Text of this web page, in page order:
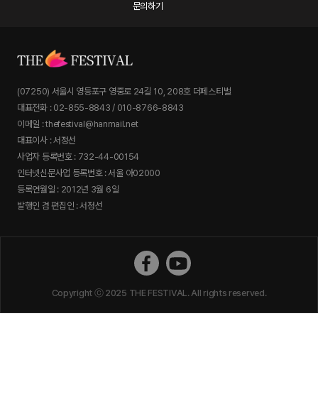
문의하기
(07250) 서울시 영등포구 영중로 24길 10, 208호 더페스티벌
대표전화 : 02-855-8843 / 010-8766-8843
이메일 : thefestival@hanmail.net
대표이사 : 서정선
사업자 등록번호 : 732-44-00154
인터넷신문사업 등록번호 : 서울 아02000
등록연월일 : 2012년 3월 6일
발행인 겸 편집인 : 서정선
Copyright ⓒ 2025 THE FESTIVAL. All rights reserved.
더페스티벌 페이스북
더페스티벌 유튜브